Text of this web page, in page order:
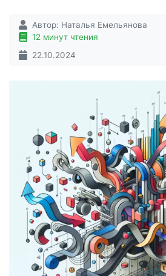
Автор: Наталья Емельянова
12 минут чтения
22.10.2024